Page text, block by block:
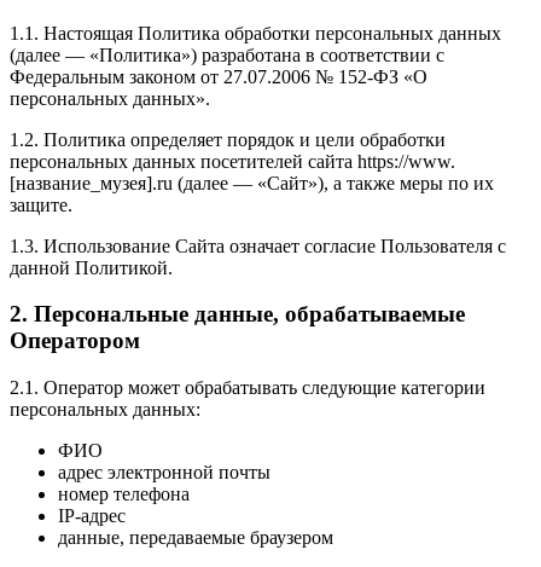
1.1. Настоящая Политика обработки персональных данных
(далее — «Политика») разработана в соответствии с
Федеральным законом от 27.07.2006 № 152-ФЗ «О
персональных данных».
1.2. Политика определяет порядок и цели обработки
персональных данных посетителей сайта https://www.
[название_музея].ru (далее — «Сайт»), а также меры по их
защите.
1.3. Использование Сайта означает согласие Пользователя с
данной Политикой.
2. Персональные данные, обрабатываемые
Оператором
2.1. Оператор может обрабатывать следующие категории
персональных данных:
ФИО
адрес электронной почты
номер телефона
IP-адрес
данные, передаваемые браузером